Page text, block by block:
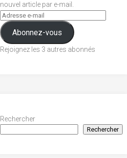
nouvel article par e-mail.
Abonnez-vous
Rejoignez les 3 autres abonnés
Rechercher
Rechercher